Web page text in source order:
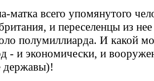
матка всего упомянутого
и переселенцы из
полумиллиарда. И какой
- и экономически, и
державы)!